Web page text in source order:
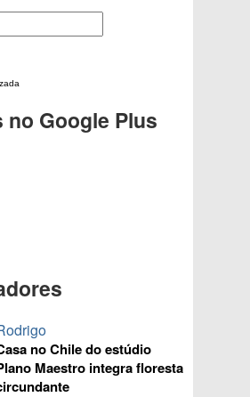
no Google Plus
no Chile do estúdio
Maestro integra floresta